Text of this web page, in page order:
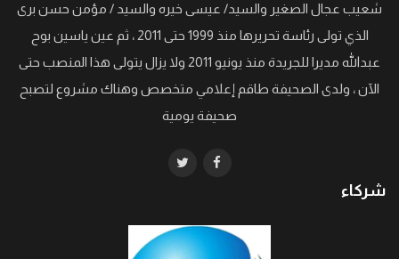
شعيب عجال الصغير والسيد/ عيسى خيره والسيد / مؤمن حسن برى
الذي تولى رئاسة تحريرها منذ 1999 حتى 2011 ، ثم عين ياسين بوح
عبدالله مديرا للجريدة منذ يونيو 2011 ولا يزال يتولى هذا المنصب حتى
الآن ، ولدى الصحيفة طاقم إعلامي متخصص وهناك مشروع لتصبح
صحيفة يومية
شركاء